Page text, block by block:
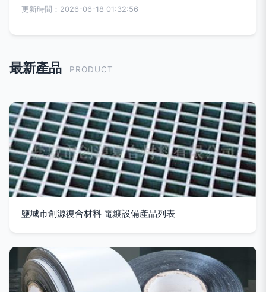
更新時間：2026-06-18 01:32:56
最新產品 PRODUCT
鹽城市創源復合材料 電鍍設備產品列表